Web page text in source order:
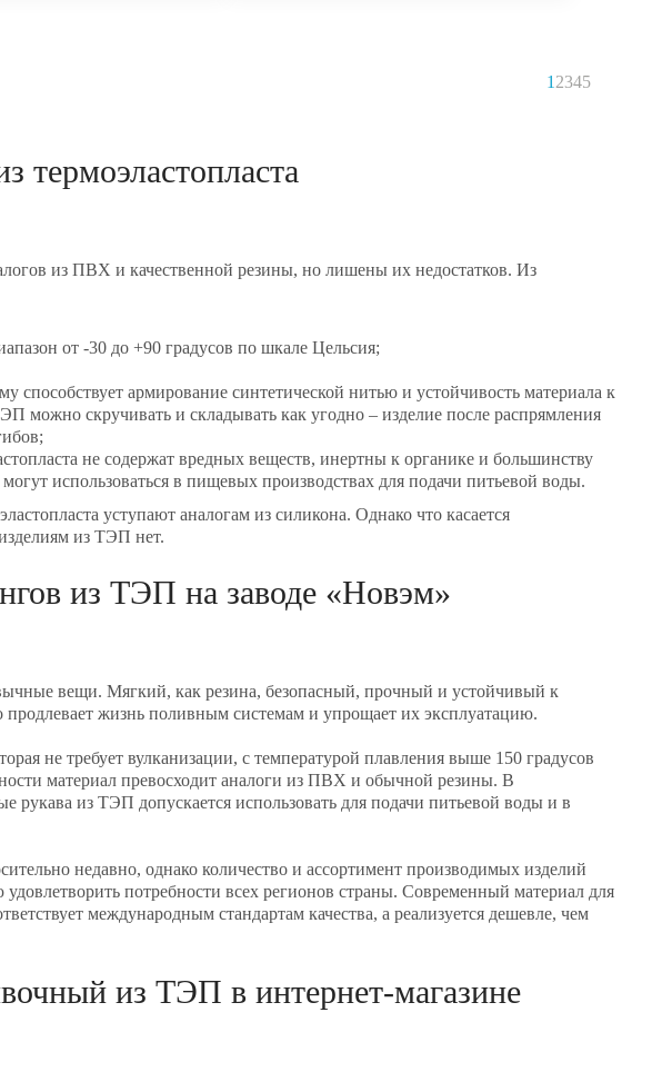
1 2345
термоэластопласта
из ПВХ и качественной резины, но лишены их недостатков. Из
от -30 до +90 градусов по шкале Цельсия;
способствует армирование синтетической нитью и устойчивость материала к
можно скручивать и складывать как угодно – изделие после распрямления
не содержат вредных веществ, инертны к органике и большинству
использоваться в пищевых производствах для подачи питьевой воды.
уступают аналогам из силикона. Однако что касается
из ТЭП нет.
из ТЭП на заводе «Новэм»
вещи. Мягкий, как резина, безопасный, прочный и устойчивый к
жизнь поливным системам и упрощает их эксплуатацию.
не требует вулканизации, с температурой плавления выше 150 градусов
материал превосходит аналоги из ПВХ и обычной резины. В
рукава из ТЭП допускается использовать для подачи питьевой воды и в
недавно, однако количество и ассортимент производимых изделий
потребности всех регионов страны. Современный материал для
международным стандартам качества, а реализуется дешевле, чем
из ТЭП в интернет-магазине